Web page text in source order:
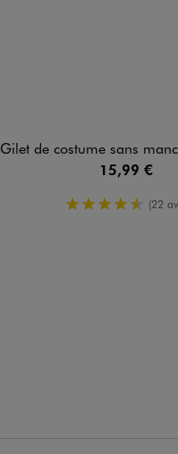
Gilet de costume sans
15,99 €
4.5/5 de(22